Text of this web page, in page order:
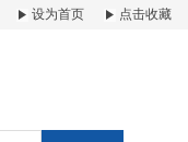
设为首页 点击收藏